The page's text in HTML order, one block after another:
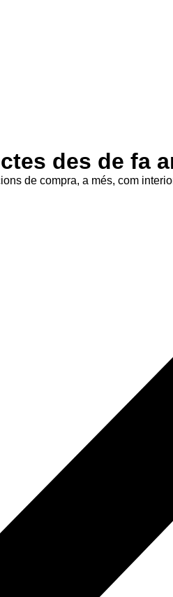
des de fa
de compra, a més, com